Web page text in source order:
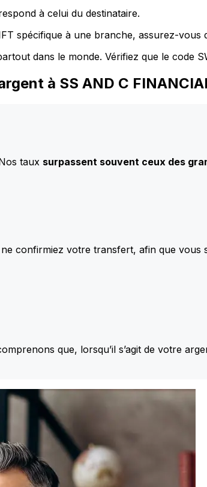
à celui du destinataire.
spécifique à une branche, assurez-
dans le monde. Vérifiez que le code
à SS AND C
taux surpassent souvent ceux des
confirmiez votre transfert, afin que vous
que, lorsqu’il s’agit de votre